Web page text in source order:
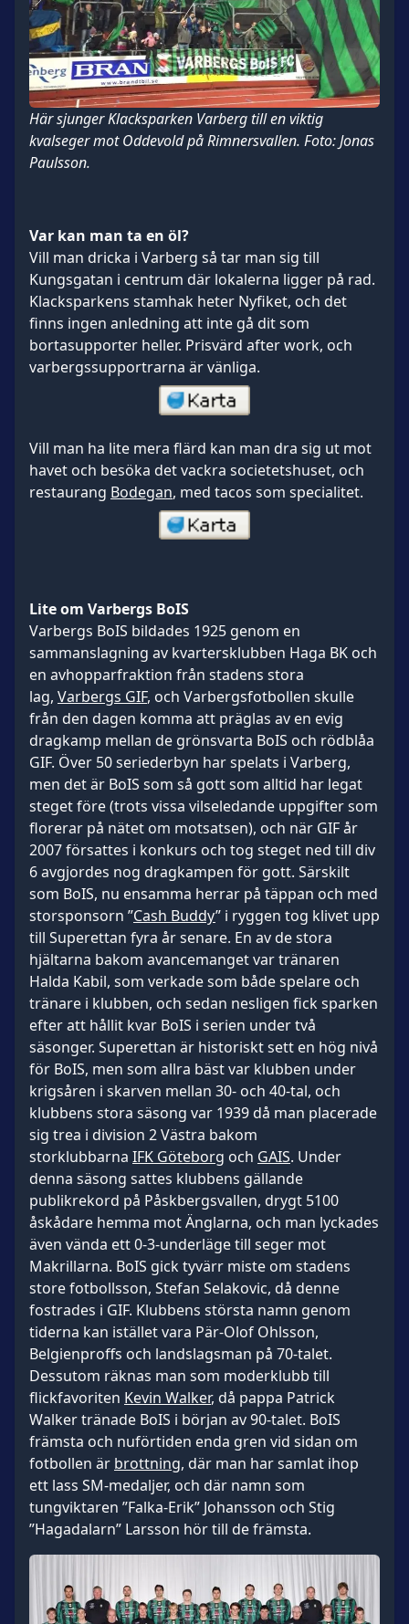
Här sjunger Klacksparken Varberg till en viktig
kvalseger mot Oddevold på Rimnersvallen. Foto: Jonas
Paulsson.
Var kan man ta en öl?
Vill man dricka i Varberg så tar man sig till
Kungsgatan i centrum där lokalerna ligger på rad.
Klacksparkens stamhak heter Nyfiket, och det
finns ingen anledning att inte gå dit som
bortasupporter heller. Prisvärd after work, och
varbergssupportrarna är vänliga.
Vill man ha lite mera flärd kan man dra sig ut mot
havet och besöka det vackra societetshuset, och
restaurang Bodegan, med tacos som specialitet.
Lite om Varbergs BoIS
Varbergs BoIS bildades 1925 genom en
sammanslagning av kvartersklubben Haga BK och
en avhopparfraktion från stadens stora
lag, Varbergs GIF, och Varbergsfotbollen skulle
från den dagen komma att präglas av en evig
dragkamp mellan de grönsvarta BoIS och rödblåa
GIF. Över 50 seriederbyn har spelats i Varberg,
men det är BoIS som så gott som alltid har legat
steget före (trots vissa vilseledande uppgifter som
florerar på nätet om motsatsen), och när GIF år
2007 försattes i konkurs och tog steget ned till div
6 avgjordes nog dragkampen för gott. Särskilt
som BoIS, nu ensamma herrar på täppan och med
storsponsorn ”Cash Buddy” i ryggen tog klivet upp
till Superettan fyra år senare. En av de stora
hjältarna bakom avancemanget var tränaren
Halda Kabil, som verkade som både spelare och
tränare i klubben, och sedan nesligen fick sparken
efter att hållit kvar BoIS i serien under två
säsonger. Superettan är historiskt sett en hög nivå
för BoIS, men som allra bäst var klubben under
krigsåren i skarven mellan 30- och 40-tal, och
klubbens stora säsong var 1939 då man placerade
sig trea i division 2 Västra bakom
storklubbarna IFK Göteborg och GAIS. Under
denna säsong sattes klubbens gällande
publikrekord på Påskbergsvallen, drygt 5100
åskådare hemma mot Änglarna, och man lyckades
även vända ett 0-3-underläge till seger mot
Makrillarna. BoIS gick tyvärr miste om stadens
store fotbollsson, Stefan Selakovic, då denne
fostrades i GIF. Klubbens största namn genom
tiderna kan istället vara Pär-Olof Ohlsson,
Belgienproffs och landslagsman på 70-talet.
Dessutom räknas man som moderklubb till
flickfavoriten Kevin Walker, då pappa Patrick
Walker tränade BoIS i början av 90-talet. BoIS
främsta och nuförtiden enda gren vid sidan om
fotbollen är brottning, där man har samlat ihop
ett lass SM-medaljer, och där namn som
tungviktaren ”Falka-Erik” Johansson och Stig
”Hagadalarn” Larsson hör till de främsta.